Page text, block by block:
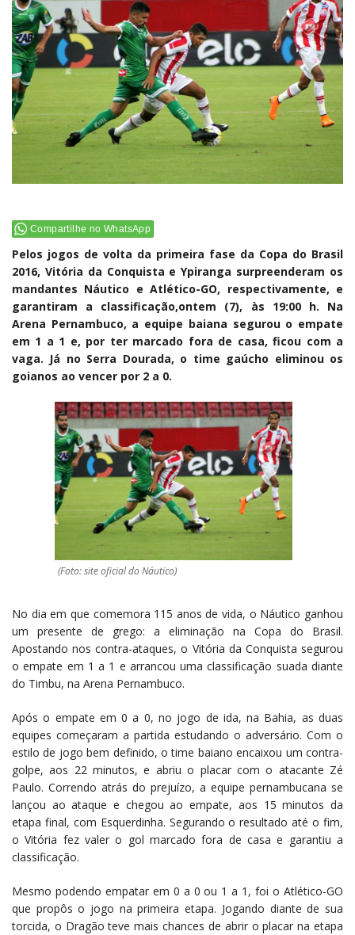
Compartilhe no WhatsApp
Pelos jogos de volta da primeira fase da Copa do Brasil
2016, Vitória da Conquista e Ypiranga surpreenderam os
mandantes Náutico e Atlético-GO, respectivamente, e
garantiram a classificação,ontem (7), às 19:00 h. Na
Arena Pernambuco, a equipe baiana segurou o empate
em 1 a 1 e, por ter marcado fora de casa, ficou com a
vaga. Já no Serra Dourada, o time gaúcho eliminou os
goianos ao vencer por 2 a 0.
(Foto: site oficial do Náutico)
No dia em que comemora 115 anos de vida, o Náutico ganhou
um presente de grego: a eliminação na Copa do Brasil.
Apostando nos contra-ataques, o Vitória da Conquista segurou
o empate em 1 a 1 e arrancou uma classificação suada diante
do Timbu, na Arena Pernambuco.
Após o empate em 0 a 0, no jogo de ida, na Bahia, as duas
equipes começaram a partida estudando o adversário. Com o
estilo de jogo bem definido, o time baiano encaixou um contra-
golpe, aos 22 minutos, e abriu o placar com o atacante Zé
Paulo. Correndo atrás do prejuízo, a equipe pernambucana se
lançou ao ataque e chegou ao empate, aos 15 minutos da
etapa final, com Esquerdinha. Segurando o resultado até o fim,
o Vitória fez valer o gol marcado fora de casa e garantiu a
classificação.
Mesmo podendo empatar em 0 a 0 ou 1 a 1, foi o Atlético-GO
que propôs o jogo na primeira etapa. Jogando diante de sua
torcida, o Dragão teve mais chances de abrir o placar na etapa